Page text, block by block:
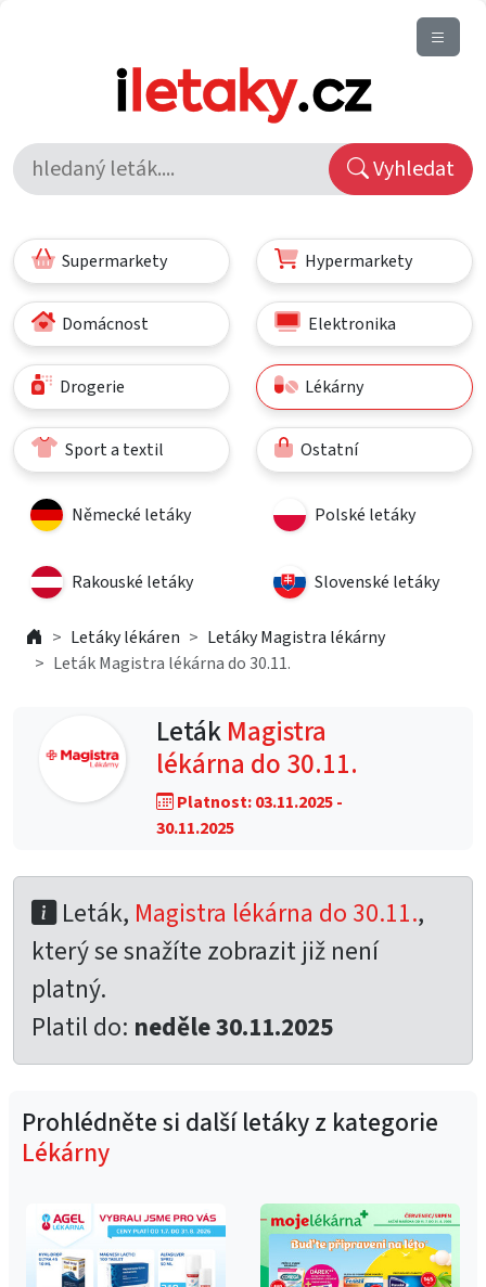
Vyhledat
Supermarkety Hypermarkety
Domácnost Elektronika
Drogerie Lékárny
Sport a textil Ostatní
Německé letáky Polské letáky
Rakouské letáky Slovenské letáky
Letáky lékáren
Letáky Magistra lékárny
Leták Magistra lékárna do 30.11.
LetákMagistra
lékárna do 30.11.
Platnost: 03.11.2025 -
30.11.2025
Leták, Magistra lékárna do 30.11.,
který se snažíte zobrazit již není
platný.
Platil do: neděle 30.11.2025
Prohlédněte si další letáky z kategorie
Lékárny